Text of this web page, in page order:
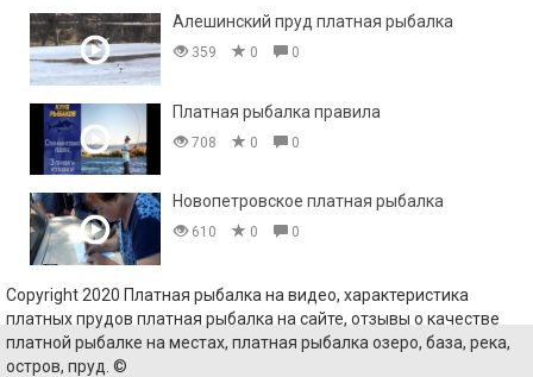
Алешинский пруд платная рыбалка
359 0 0
Платная рыбалка правила
708 0 0
Новопетровское платная рыбалка
610 0 0
Copyright 2020 Платная рыбалка на видео, характеристика
платных прудов платная рыбалка на сайте, отзывы о качестве
платной рыбалке на местах, платная рыбалка озеро, база, река,
остров, пруд. ©